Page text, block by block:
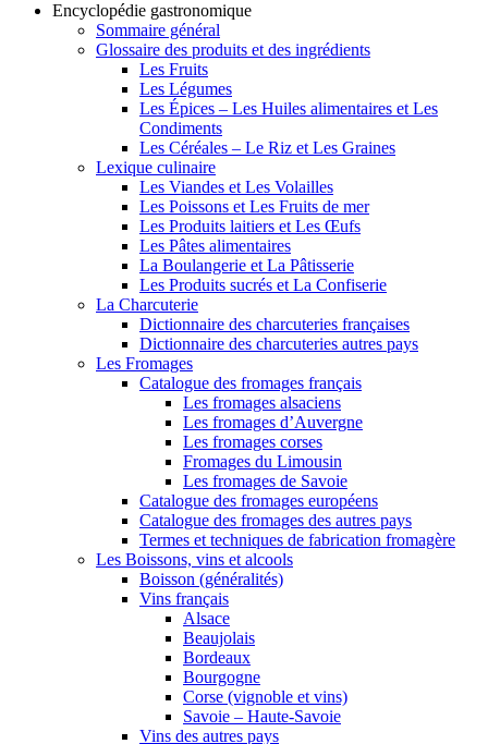
Encyclopédie gastronomique
Sommaire général
Glossaire des produits et des ingrédients
Les Fruits
Les Légumes
Les Épices – Les Huiles alimentaires et Les
Condiments
Les Céréales – Le Riz et Les Graines
Lexique culinaire
Les Viandes et Les Volailles
Les Poissons et Les Fruits de mer
Les Produits laitiers et Les Œufs
Les Pâtes alimentaires
La Boulangerie et La Pâtisserie
Les Produits sucrés et La Confiserie
La Charcuterie
Dictionnaire des charcuteries françaises
Dictionnaire des charcuteries autres pays
Les Fromages
Catalogue des fromages français
Les fromages alsaciens
Les fromages d’Auvergne
Les fromages corses
Fromages du Limousin
Les fromages de Savoie
Catalogue des fromages européens
Catalogue des fromages des autres pays
Termes et techniques de fabrication fromagère
Les Boissons, vins et alcools
Boisson (généralités)
Vins français
Alsace
Beaujolais
Bordeaux
Bourgogne
Corse (vignoble et vins)
Savoie – Haute-Savoie
Vins des autres pays